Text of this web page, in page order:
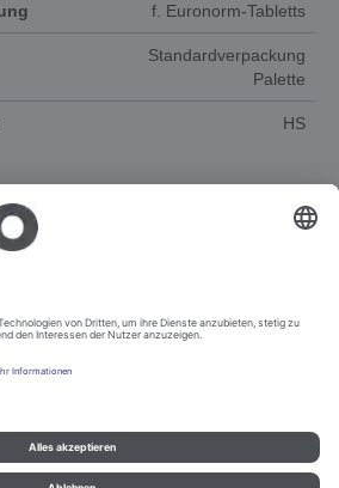
f. Euronorm-Tabletts
Standardverpackung
Palette
HS
Kontakt Rechtliche Hinweise